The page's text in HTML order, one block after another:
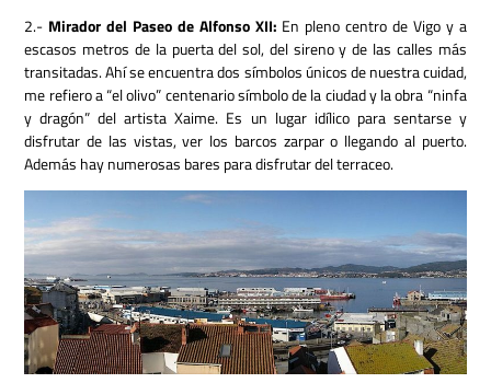
2.- Mirador del Paseo de Alfonso XII: En pleno centro de Vigo y a
escasos metros de la puerta del sol, del sireno y de las calles más
transitadas. Ahí se encuentra dos símbolos únicos de nuestra cuidad,
me refiero a “el olivo” centenario símbolo de la ciudad y la obra “ninfa
y dragón” del artista Xaime. Es un lugar idílico para sentarse y
disfrutar de las vistas, ver los barcos zarpar o llegando al puerto.
Además hay numerosas bares para disfrutar del terraceo.